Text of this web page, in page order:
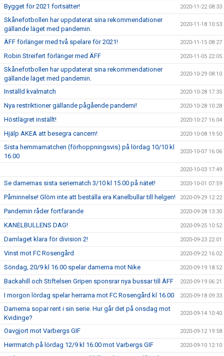
Bygget för 2021 fortsätter! 2020-11-22 08:33
Skånefotbollen har uppdaterat sina rekommendationer
gällande läget med pandemin.
2020-11-18 10:53
ÄFF förlänger med två spelare för 2021! 2020-11-15 08:27
Robin Streifert förlänger med ÄFF 2020-11-05 22:05
Skånefotbollen har uppdaterat sina rekommendationer
gällande läget med pandemin.
2020-10-29 08:10
Inställd kvalmatch 2020-10-28 17:35
Nya restriktioner gällande pågående pandemi! 2020-10-28 10:28
Höstlägret inställt! 2020-10-27 16:04
Hjälp AKEA att besegra cancern! 2020-10-08 19:50
Sista hemmamatchen (förhoppningsvis) på lördag 10/10 kl
16.00
2020-10-07 16:06
2020-10-03 17:49
Se damernas sista seriematch 3/10 kl 15.00 på nätet! 2020-10-01 07:59
Påminnelse! Glöm inte att beställa era Kanelbullar till helgen! 2020-09-29 12:22
Pandemin råder fortfarande 2020-09-28 13:30
KANELBULLENS DAG! 2020-09-25 10:52
Damlaget klara för division 2! 2020-09-23 22:01
Vinst mot FC Rosengård 2020-09-22 16:02
Söndag, 20/9 kl 16.00 spelar damerna mot Nike 2020-09-19 18:52
Backahill och Stiftelsen Gripen sponsrar nya bussar till ÄFF 2020-09-19 06:21
I morgon lördag spelar herrarna mot FC Rosengård kl 16.00 2020-09-18 09:33
Damerna sopar rent i sin serie. Hur går det på onsdag mot
Kvidinge?
2020-09-14 10:40
Oavgjort mot Varbergs GIF 2020-09-12 19:58
Herrmatch på lördag 12/9 kl 16.00 mot Varbergs GIF 2020-09-10 12:10